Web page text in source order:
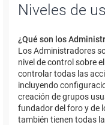
Niveles de
¿Qué son los
Los Administradores
nivel de control sobre
controlar todas las
incluyendo
creación de grupos
fundador del foro y de
también tienen todas